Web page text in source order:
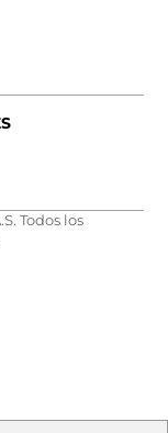
Todos los